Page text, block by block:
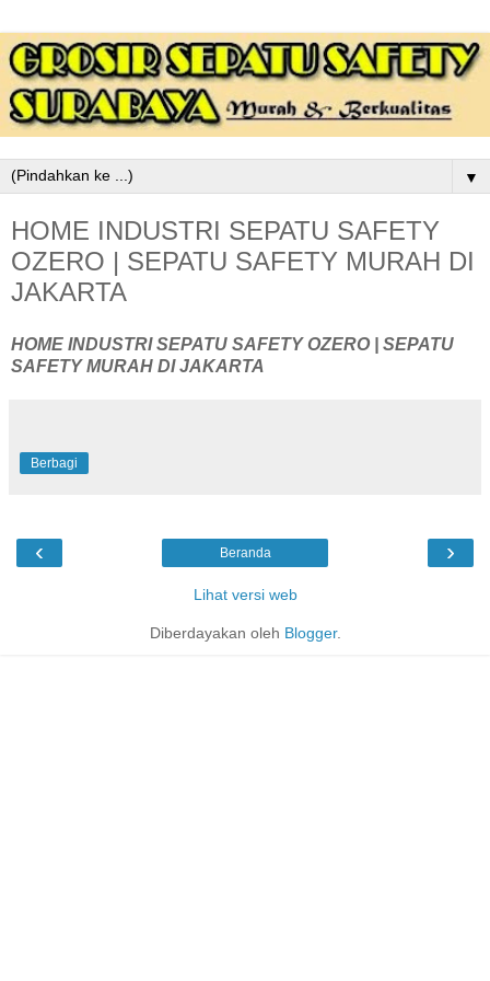
▼
HOME INDUSTRI SEPATU SAFETY
OZERO | SEPATU SAFETY MURAH DI
JAKARTA
HOME INDUSTRI SEPATU SAFETY OZERO | SEPATU
SAFETY MURAH DI JAKARTA
Berbagi
‹ ›
Beranda
Lihat versi web
Diberdayakan oleh Blogger.